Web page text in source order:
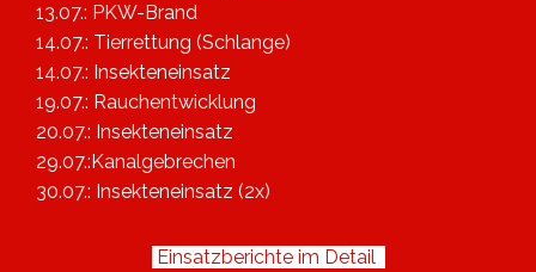
13.07.: PKW-Brand
14.07.: Tierrettung (Schlange)
14.07.: Insekteneinsatz
19.07.: Rauchentwicklung
20.07.: Insekteneinsatz
29.07.:Kanalgebrechen
30.07.: Insekteneinsatz (2x)
Einsatzberichte im Detail